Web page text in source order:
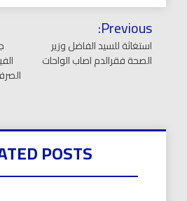
تصفّح
المقالات
Previous:
استغاثة للسيد الفاضل وزير
الصحة فقرالدم اصاب الواحات
POSTS